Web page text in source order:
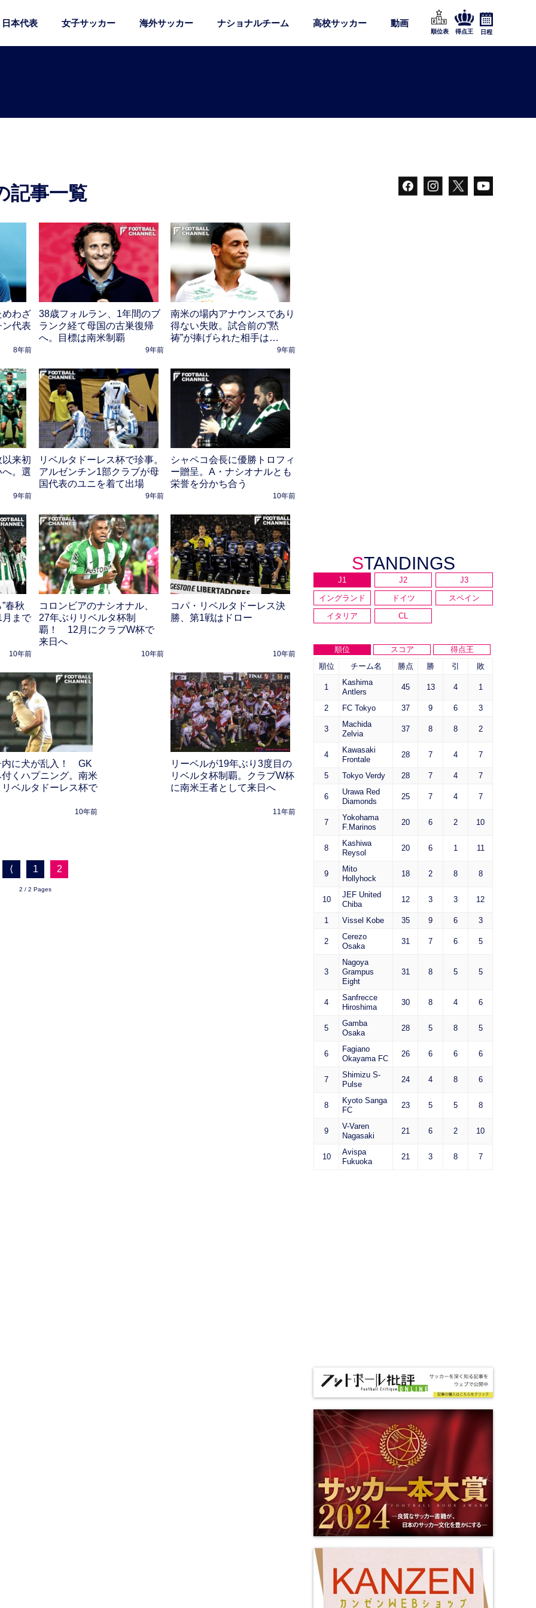
日本代表 女子サッカー 海外サッカー ナショナルチーム 高校サッカー 動画
順位表 得点王 日程
記事一覧
めわざ
代表
8年前
38歳フォルラン、1年間のブ
ランク経て母国の古巣復帰
へ。目標は南米制覇
9年前
南米の場内アナウンスであり
得ない失敗。試合前の”黙
祷”が捧げられた相手は…
9年前
来初
。選
9年前
リベルタドーレス杯で珍事。
アルゼンチン1部クラブが母
国代表のユニを着て出場
9年前
シャペコ会長に優勝トロフィ
ー贈呈。A・ナシオナルとも
栄誉を分かち合う
10年前
春秋
月まで
10年前
コロンビアのナシオナル、
27年ぶりリベルタ杯制
覇！ 12月にクラブW杯で
来日へ
10年前
コパ・リベルタドーレス決
勝、第1戦はドロー
10年前
内に犬が乱入！ GK
くハプニング。南米
ベルタドーレス杯で
10年前
リーベルが19年ぶり3度目の
リベルタ杯制覇。クラブW杯
に南米王者として来日へ
11年前
⟨ 1 2
2 / 2 Pages
STANDINGS
J1 J2
J3
イングランド
ドイツ
スペイン
イタリア
CL
順位 スコア
得点王
順位
チーム名 勝点 勝 引 敗
1
Kashima
Antlers
45 13 4 1
2 FC Tokyo 37 9 6 3
3
Machida
Zelvia
37 8 8 2
4
Kawasaki
Frontale
28 7 4 7
5 Tokyo Verdy 28 7 4 7
6
Urawa Red
Diamonds
25 7 4 7
7
Yokohama
F.Marinos
20 6 2 10
8
Kashiwa
Reysol
20 6 1 11
9
Mito
Hollyhock
18 2 8 8
10
JEF United
Chiba
12 3 3 12
1 Vissel Kobe 35 9 6 3
2
Cerezo
Osaka
31 7 6 5
3
Nagoya
Grampus
Eight
31 8 5 5
4
Sanfrecce
Hiroshima
30 8 4 6
5
Gamba
Osaka
28 5 8 5
6
Fagiano
Okayama FC
26 6 6 6
7
Shimizu S-
Pulse
24 4 8 6
8
Kyoto Sanga
FC
23 5 5 8
9
V-Varen
Nagasaki
21 6 2 10
10
Avispa
Fukuoka
21 3 8 7